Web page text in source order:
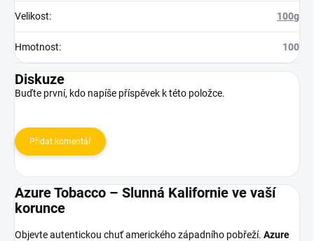
Velikost: 100g
Hmotnost: 100
Diskuze
Buďte první, kdo napíše příspěvek k této položce.
Přidat komentář
Azure Tobacco – Slunná Kalifornie ve vaší
korunce
Objevte autentickou chuť amerického západního pobřeží. Azure